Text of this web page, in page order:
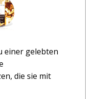
einer gelebten
die sie mit